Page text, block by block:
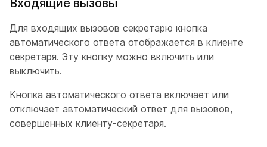
Для входящих вызовов секретарю кнопка
автоматического ответа отображается в клиенте
секретаря. Эту кнопку можно включить или
выключить.
Кнопка автоматического ответа включает или
отключает автоматический ответ для вызовов,
совершенных клиенту-секретаря.